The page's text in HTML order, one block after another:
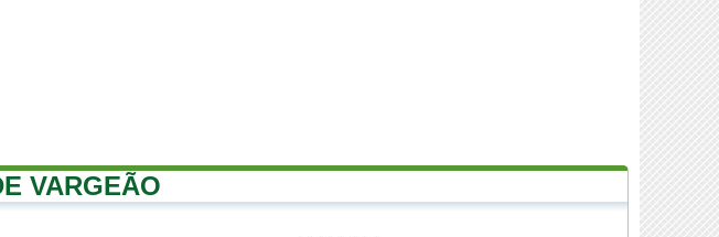
VARGEÃO